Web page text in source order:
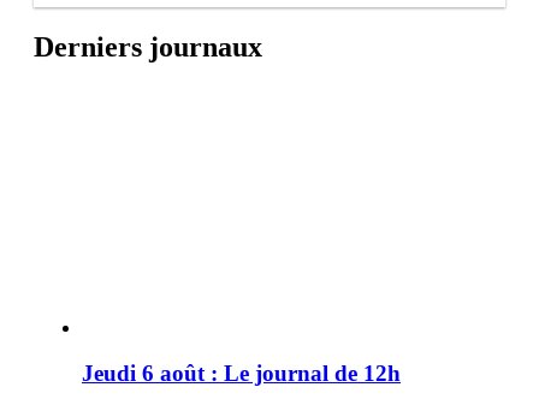
Derniers journaux
Jeudi 6 août : Le journal de 12h